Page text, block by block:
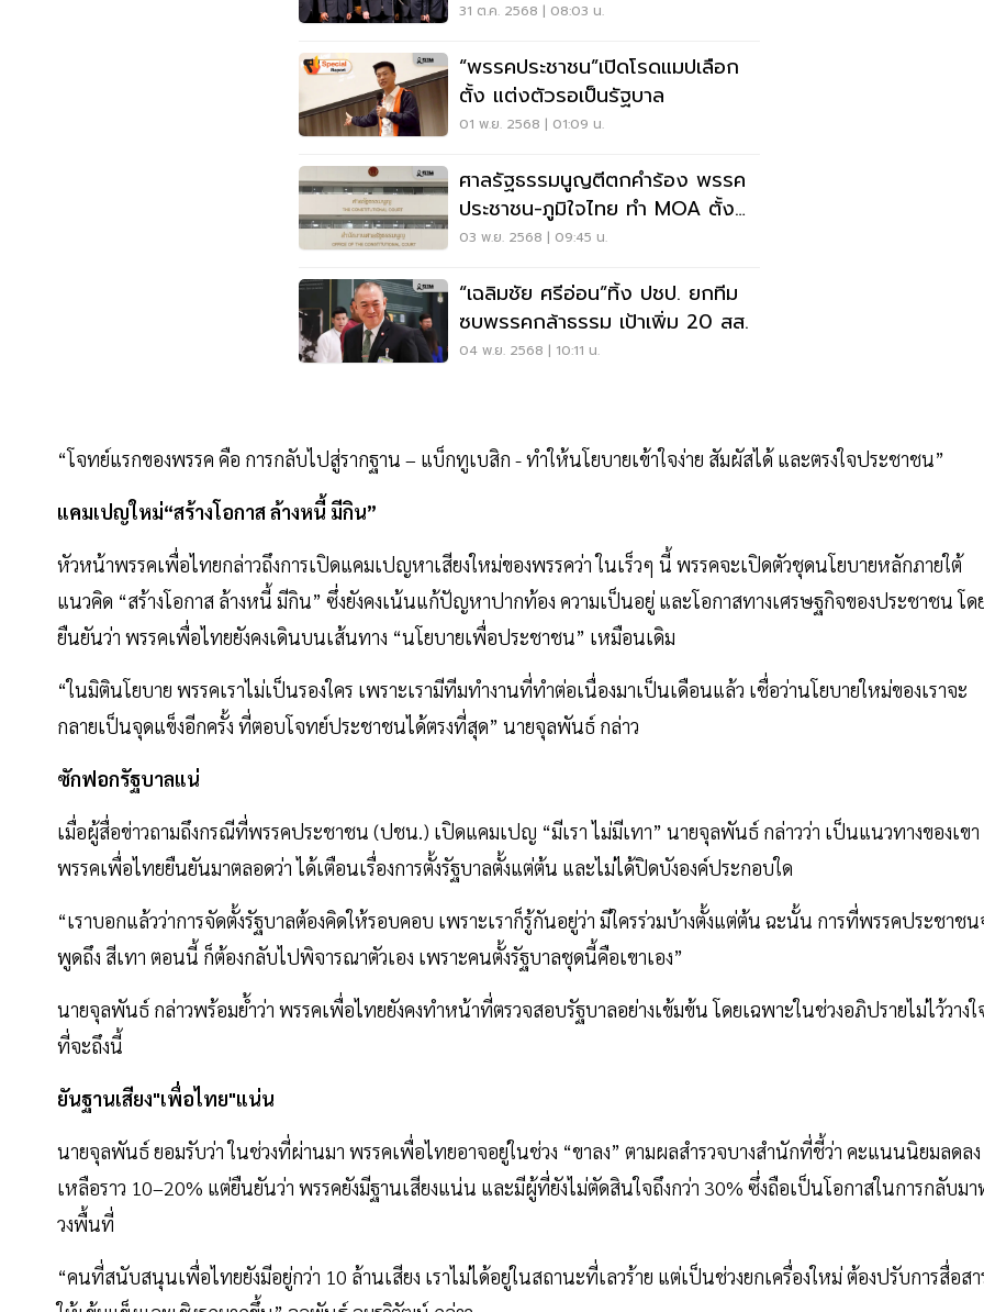
31 ต.ค. 2568 | 08:03 น.
“พรรคประชาชน”เปิดโรดแมปเลือก
ตั้ง แต่งตัวรอเป็นรัฐบาล
01 พ.ย. 2568 | 01:09 น.
ศาลรัฐธรรมนูญตีตกคำร้อง พรรค
ประชาชน-ภูมิใจไทย ทำ MOA ตั้ง
รัฐบาล
03 พ.ย. 2568 | 09:45 น.
“เฉลิมชัย ศรีอ่อน”ทิ้ง ปชป. ยกทีม
ซบพรรคกล้าธรรม เป้าเพิ่ม 20 สส.
04 พ.ย. 2568 | 10:11 น.
“โจทย์แรกของพรรค คือ การกลับไปสู่รากฐาน – แบ็กทูเบสิก - ทำให้นโยบายเข้าใจง่าย สัมผัสได้ และตรงใจประชาชน”
แคมเปญใหม่“สร้างโอกาส ล้างหนี้ มีกิน”
หัวหน้าพรรคเพื่อไทยกล่าวถึงการเปิดแคมเปญหาเสียงใหม่ของพรรคว่า ในเร็วๆ นี้ พรรคจะเปิดตัวชุดนโยบายหลักภายใต้
แนวคิด “สร้างโอกาส ล้างหนี้ มีกิน” ซึ่งยังคงเน้นแก้ปัญหาปากท้อง ความเป็นอยู่ และโอกาสทางเศรษฐกิจของประชาชน โด
ยืนยันว่า พรรคเพื่อไทยยังคงเดินบนเส้นทาง “นโยบายเพื่อประชาชน” เหมือนเดิม
“ในมิตินโยบาย พรรคเราไม่เป็นรองใคร เพราะเรามีทีมทำงานที่ทำต่อเนื่องมาเป็นเดือนแล้ว เชื่อว่านโยบายใหม่ของเราจะ
กลายเป็นจุดแข็งอีกครั้ง ที่ตอบโจทย์ประชาชนได้ตรงที่สุด” นายจุลพันธ์ กล่าว
ซักฟอกรัฐบาลแน่
เมื่อผู้สื่อข่าวถามถึงกรณีที่พรรคประชาชน (ปชน.) เปิดแคมเปญ “มีเรา ไม่มีเทา” นายจุลพันธ์ กล่าวว่า เป็นแนวทางของเขา
พรรคเพื่อไทยยืนยันมาตลอดว่า ได้เตือนเรื่องการตั้งรัฐบาลตั้งแต่ต้น และไม่ได้ปิดบังองค์ประกอบใด
“เราบอกแล้วว่าการจัดตั้งรัฐบาลต้องคิดให้รอบคอบ เพราะเราก็รู้กันอยู่ว่า มีใครร่วมบ้างตั้งแต่ต้น ฉะนั้น การที่พรรคประชาช
พูดถึง สีเทา ตอนนี้ ก็ต้องกลับไปพิจารณาตัวเอง เพราะคนตั้งรัฐบาลชุดนี้คือเขาเอง”
นายจุลพันธ์ กล่าวพร้อมย้ำว่า พรรคเพื่อไทยยังคงทำหน้าที่ตรวจสอบรัฐบาลอย่างเข้มข้น โดยเฉพาะในช่วงอภิปรายไม่ไว้วางใ
ที่จะถึงนี้
ยันฐานเสียง"เพื่อไทย"แน่น
นายจุลพันธ์ ยอมรับว่า ในช่วงที่ผ่านมา พรรคเพื่อไทยอาจอยู่ในช่วง “ขาลง” ตามผลสำรวจบางสำนักที่ชี้ว่า คะแนนนิยมลดลง
เหลือราว 10–20% แต่ยืนยันว่า พรรคยังมีฐานเสียงแน่น และมีผู้ที่ยังไม่ตัดสินใจถึงกว่า 30% ซึ่งถือเป็นโอกาสในการกลับม
วงพื้นที่
“คนที่สนับสนุนเพื่อไทยยังมีอยู่กว่า 10 ล้านเสียง เราไม่ได้อยู่ในสถานะที่เลวร้าย แต่เป็นช่วงยกเครื่องใหม่ ต้องปรับการสื่อสา